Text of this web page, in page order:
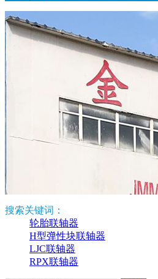
搜索关键词：
轮胎联轴器
H型弹性块联轴器
LJC联轴器
RPX联轴器